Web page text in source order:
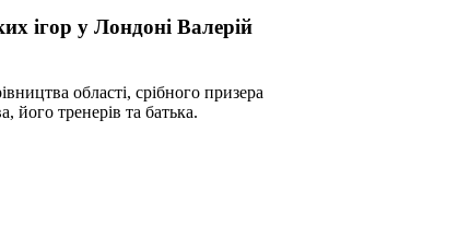
ігор у Лондоні Валерій
області, срібного призера
його тренерів та батька.